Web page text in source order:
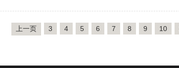
上一页 3 4 5 6 7 8 9 10